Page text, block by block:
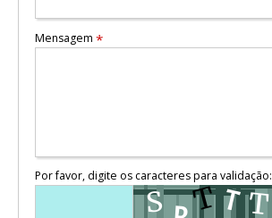
Mensagem *
Por favor, digite os caracteres para validação: